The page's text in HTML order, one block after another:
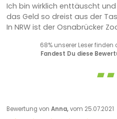
Ich bin wirklich enttäuscht
das Geld so dreist aus der
In NRW ist der Osnabrücker
68% unserer Leser
Fandest Du diese
Bewertung von Anna,vom 25.07.2021